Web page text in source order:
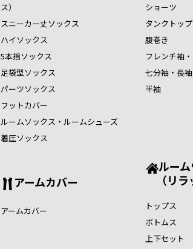
ス）
スニーカー丈ソックス
ハイソックス
5本指ソックス
足袋型ソックス
パーツソックス
フットカバー
ルームソックス・ルームシューズ
着圧ソックス
アームカバー
アームカバー
ショーツ
タンクトップ
腹巻き
フレンチ袖
七分袖・長袖
半袖
ルー
（リラ
トップス
ボトムス
上下セット